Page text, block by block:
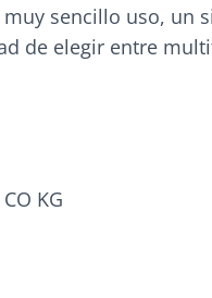
sencillo uso, un
de elegir entre
KG